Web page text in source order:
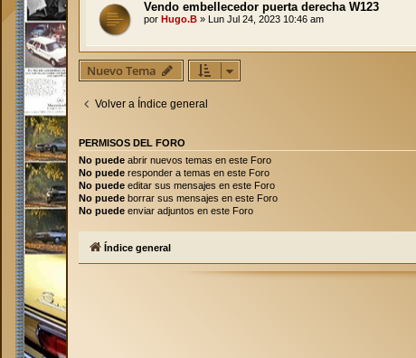
Vendo embellecedor puerta derecha W123
por Hugo.B » Lun Jul 24, 2023 10:46 am
Nuevo Tema
Volver a Índice general
PERMISOS DEL FORO
No puede abrir nuevos temas en este Foro
No puede responder a temas en este Foro
No puede editar sus mensajes en este Foro
No puede borrar sus mensajes en este Foro
No puede enviar adjuntos en este Foro
Índice general